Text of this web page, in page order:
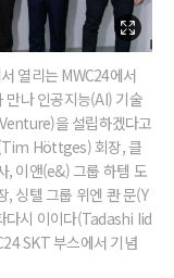
열리는 MWC24에서
만나 인공지능(AI) 기술
을 설립하겠다고
Höttges) 회장, 클
이앤(e&) 그룹 하템 도
싱텔 그룹 위엔 콴 문(Y
다시 이이다(Tadashi Iid
SKT 부스에서 기념